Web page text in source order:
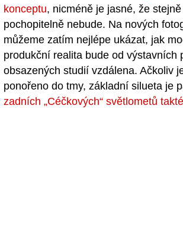
konceptu, nicméně je jasné, že
pochopitelně nebude. Na nových
můžeme zatím nejlépe ukázat, jak
produkční realita bude od výstavních
obsazených studií vzdálena. Ačkoliv
ponořeno do tmy, základní silueta je
zadních „Céčkových“ světlometů